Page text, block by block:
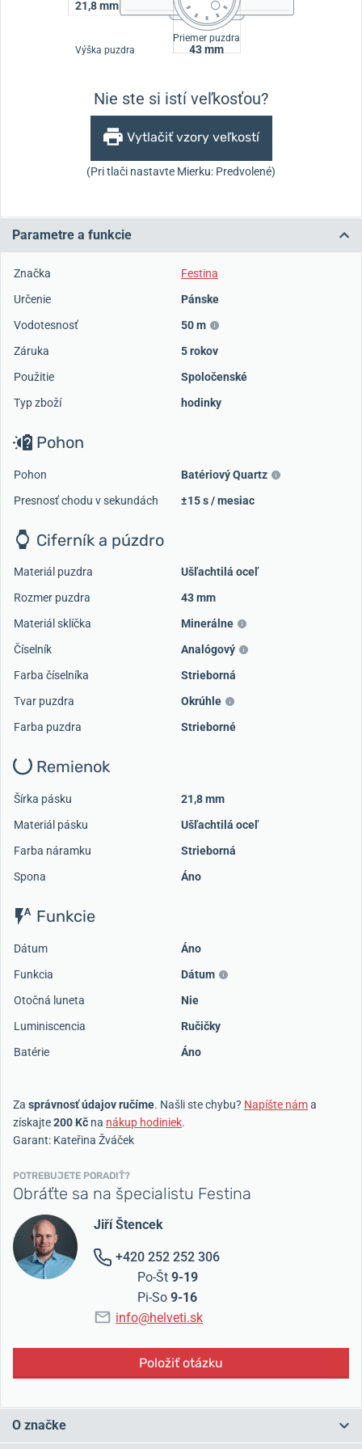
21,8 mm
Výška puzdra
Priemer puzdra
43 mm
Nie ste si istí veľkosťou?
Vytlačiť vzory veľkostí
(Pri tlači nastavte Mierku: Predvolené)
Parametre a funkcie
Značka
Festina
Určenie
Pánske
Vodotesnosť
50 m
Záruka
5 rokov
Použitie
Spoločenské
Typ zboží
hodinky
Pohon
Pohon
Batériový Quartz
Presnosť chodu v sekundách
±15 s / mesiac
Ciferník a púzdro
Materiál puzdra
Ušľachtilá oceľ
Rozmer puzdra
43 mm
Materiál sklíčka
Minerálne
Číselník
Analógový
Farba číselníka
Strieborná
Tvar puzdra
Okrúhle
Farba puzdra
Strieborné
Remienok
Šírka pásku
21,8 mm
Materiál pásku
Ušľachtilá oceľ
Farba náramku
Strieborná
Spona
Áno
Funkcie
Dátum
Áno
Funkcia
Dátum
Otočná luneta
Nie
Luminiscencia
Ručičky
Batérie
Áno
Za správnosť údajov ručíme. Našli ste chybu? Napíšte náma
získajte200 Kč na nákup hodiniek.
Garant: Kateřina Žváček
POTREBUJETE PORADIŤ?
Obráťte sa na špecialistu Festina
Jiří Štencek
+420 252 252 306
Po-Št 9-19
Pi-So 9-16
info@helveti.sk
Položiť otázku
O značke